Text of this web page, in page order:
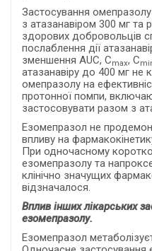
Застосування
з атазанавіром 300 мг
здорових добровольців
послаблення дії
зменшення AUC, Cmax, C
атазанавіру до 400 мг не
омепразолу на
протонної помпи,
застосовувати разом з
Езомепразол не
впливу на
При одночасному
езомепразолу та
клінічно значущих
відзначалося.
Вплив інших лікарських
езомепразолу.
Езомепразол